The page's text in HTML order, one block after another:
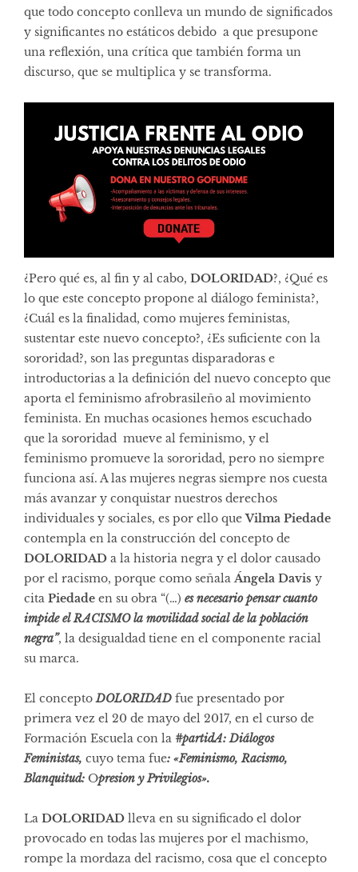
que todo concepto conlleva un mundo de significados
y significantes no estáticos debido a que presupone
una reflexión, una crítica que también forma un
discurso, que se multiplica y se transforma.
¿Pero qué es, al fin y al cabo, DOLORIDAD?, ¿Qué es
lo que este concepto propone al diálogo feminista?,
¿Cuál es la finalidad, como mujeres feministas,
sustentar este nuevo concepto?, ¿Es suficiente con la
sororidad?, son las preguntas disparadoras e
introductorias a la definición del nuevo concepto que
aporta el feminismo afrobrasileño al movimiento
feminista. En muchas ocasiones hemos escuchado
que la sororidad mueve al feminismo, y el
feminismo promueve la sororidad, pero no siempre
funciona así. A las mujeres negras siempre nos cuesta
más avanzar y conquistar nuestros derechos
individuales y sociales, es por ello queVilma Piedade
contempla en la construcción del concepto de
DOLORIDAD a la historia negra y el dolor causado
por el racismo, porque como señala Ángela Davis y
cita Piedade en su obra “(…) es necesario pensar cuanto
impide el RACISMO la movilidad social de la población
negra”, la desigualdad tiene en el componente racial
su marca.
El concepto DOLORIDAD fue presentado por
primera vez el 20 de mayo del 2017, en el curso de
Formación Escuela con la #partidA: Diálogos
Feministas, cuyo tema fue: «Feminismo, Racismo,
Blanquitud: Opresion y Privilegios».
La DOLORIDAD lleva en su significado el dolor
provocado en todas las mujeres por el machismo,
rompe la mordaza del racismo, cosa que el concepto